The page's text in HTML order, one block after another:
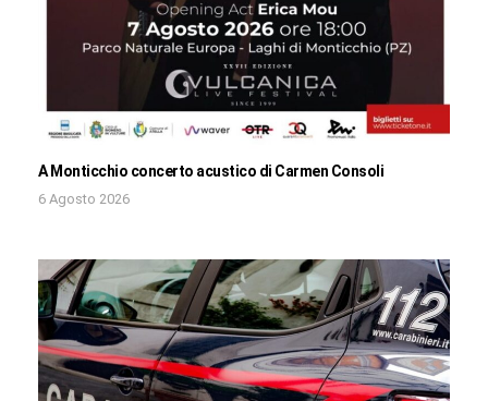
A Monticchio concerto acustico di Carmen Consoli
6 Agosto 2026